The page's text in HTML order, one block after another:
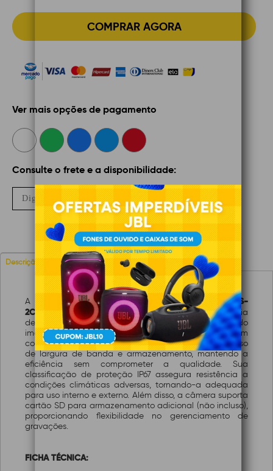
COMPRAR AGORA
Ver mais opções de pagamento
Consulte o frete e a disponibilidade:
OK Não sei meu CEP
Descrição Características Avaliações
A
Câmera IP 2MP Bullet Smart Hybrid Light DS-
2CD1021G2-LIU (2.8mm) da Hikvisionoferece vigilância
de alta qualidade com resolução de 1080p, garantindo
imagens nítidas e detalhadas. Equipado com
compressão de vídeo H.265+, o dispositivo otimiza o uso
de largura de banda e armazenamento, mantendo a
eficiência sem comprometer a qualidade. Sua
classificação de proteção IP67 assegura resistência a
condições climáticas adversas, tornando-a adequada
para uso interno e externo. Além disso, a câmera suporta
cartão SD para armazenamento adicional (não incluso),
proporcionando flexibilidade no gerenciamento de
gravações.
FICHA TÉCNICA: